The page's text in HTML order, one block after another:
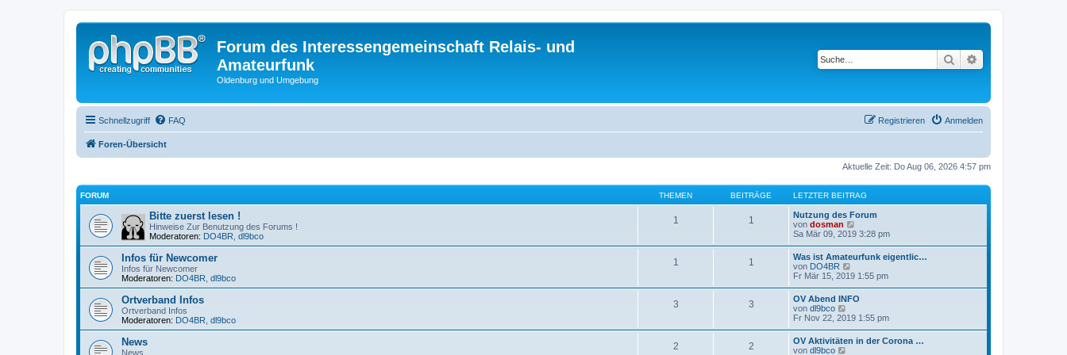
Forum des Interessengemeinschaft Relais- und
Amateurfunk
Oldenburg und Umgebung
Suche
Schnellzugriff FAQ Anmelden
Registrieren
Foren-Übersicht
Aktuelle Zeit: Do Aug 06, 2026 4:57 pm
FORUM THEMEN BEITRÄGE LETZTER BEITRAG
Bitte zuerst lesen !
Hinweise Zur Benutzung des Forums !
Moderatoren: DO4BR dl9bco
1 1
Nutzung des Forum
von dosman
e
s
e
r
B
i
t
r
a
Sa Mär 09, 2019 3:28 pm
Infos für Newcomer
Infos für Newcomer
Moderatoren: DO4BR dl9bco
1 1
Was ist Amateurfunk eigentlic…
von DO4BR
e
e
s
t
e
r
B
Fr Mär 15, 2019 1:55 pm
Ortverband Infos
Ortverband Infos
Moderatoren: DO4BR dl9bco
3 3
OV Abend INFO
von dl9bco
e
s
Fr Nov 22, 2019 1:55 pm
News
News
2 2
OV Aktivitäten in der Corona …
von dl9bco